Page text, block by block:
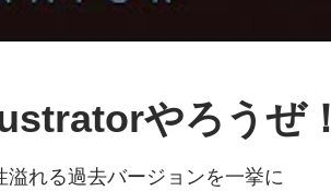
やろうぜ！
溢れる過去バージョンを一挙に